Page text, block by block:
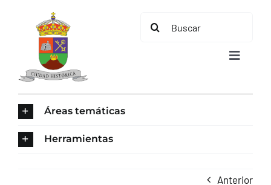
contenido
Buscar:
Toggle
Áreas temáticas
Herramientas
Anterior